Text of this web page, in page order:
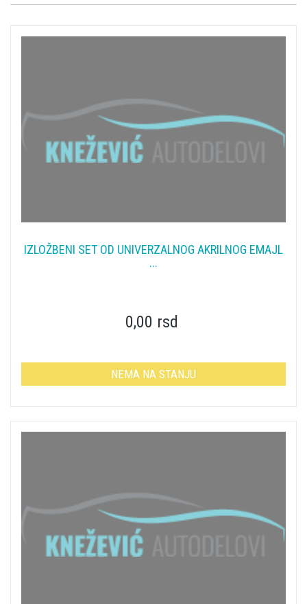
IZLOŽBENI SET OD UNIVERZALNOG AKRILNOG EMAJL
...
0,00 rsd
NEMA NA STANJU